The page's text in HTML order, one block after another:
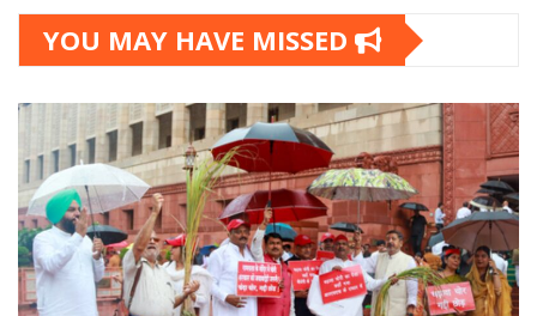
YOU MAY HAVE MISSED